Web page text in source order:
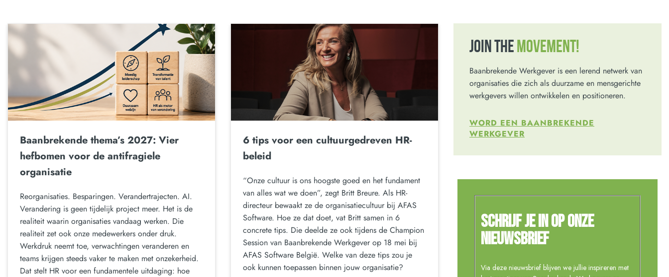
Baanbrekende thema’s 2027: Vier
hefbomen voor de antifragiele
organisatie
Reorganisaties. Besparingen. Verandertrajecten. AI.
Verandering is geen tijdelijk project meer. Het is de
realiteit waarin organisaties vandaag werken. Die
realiteit zet ook onze medewerkers onder druk.
Werkdruk neemt toe, verwachtingen veranderen en
teams krijgen steeds vaker te maken met onzekerheid.
Dat stelt HR voor een fundamentele uitdaging: hoe
6 tips voor een cultuurgedreven HR-
beleid
“Onze cultuur is ons hoogste goed en het fundament
van alles wat we doen”, zegt Britt Breure. Als HR-
directeur bewaakt ze de organisatiecultuur bij AFAS
Software. Hoe ze dat doet, vat Britt samen in 6
concrete tips. Die deelde ze ook tijdens de Champion
Session van Baanbrekende Werkgever op 18 mei bij
AFAS Software België. Welke van deze tips zou je
ook kunnen toepassen binnen jouw organisatie?
JOIN THE MOVEMENT!
Baanbrekende Werkgever is een lerend netwerk van
organisaties die zich als duurzame en mensgerichte
werkgevers willen ontwikkelen en positioneren.
WORD EEN BAANBREKENDE
WERKGEVER